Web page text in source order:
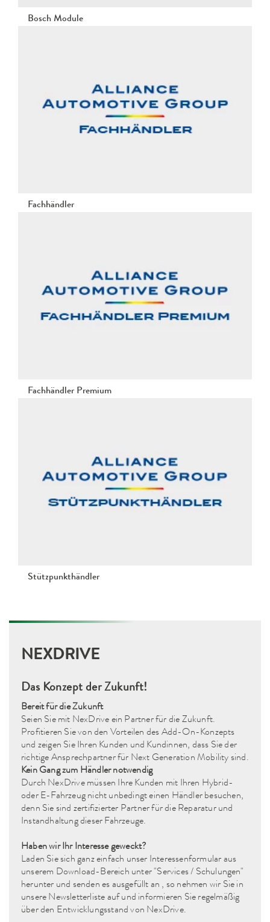
Bosch Module
Fachhändler
Fachhändler Premium
Stützpunkthändler
NEXDRIVE
Das Konzept der Zukunft!
Bereit für die Zukunft
Seien Sie mit NexDrive ein Partner für die Zukunft.
Profitieren Sie von den Vorteilen des Add-On-Konzepts
und zeigen Sie Ihren Kunden und Kundinnen, dass Sie der
richtige Ansprechpartner für Next Generation Mobility sind.
Kein Gang zum Händler notwendig
Durch NexDrive müssen Ihre Kunden mit Ihren Hybrid-
oder E-Fahrzeug nicht unbedingt einen Händler besuchen,
denn Sie sind zertifizierter Partner für die Reparatur und
Instandhaltung dieser Fahrzeuge.
Haben wir Ihr Interesse geweckt?
Laden Sie sich ganz einfach unser Interessenformular aus
unserem Download-Bereich unter "Services / Schulungen"
herunter und senden es ausgefüllt an , so nehmen wir Sie in
unsere Newsletterliste auf und informieren Sie regelmäßig
über den Entwicklungsstand von NexDrive.